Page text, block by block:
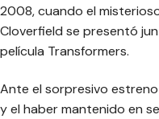
2008, cuando el
Cloverfield se presentó
película Transformers.
Ante el sorpresivo
y el haber mantenido en